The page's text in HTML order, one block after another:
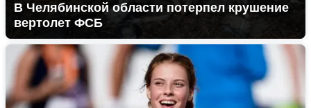
В Челябинской области потерпел крушение
вертолет ФСБ